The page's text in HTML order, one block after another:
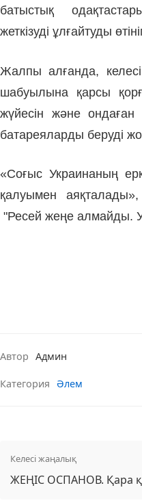
батыстық
жеткізуді ұлғайтуды
Жалпы алғанда,
шабуылына қарсы
жүйесін және ондаған
батареяларды беруді
«Соғыс Украинаның
қалуымен
"Ресей жеңе алмайды.
Автор Админ
Категория Әлем
Келесі жаңалық
ЖЕҢІС ОСПАНОВ. Қара